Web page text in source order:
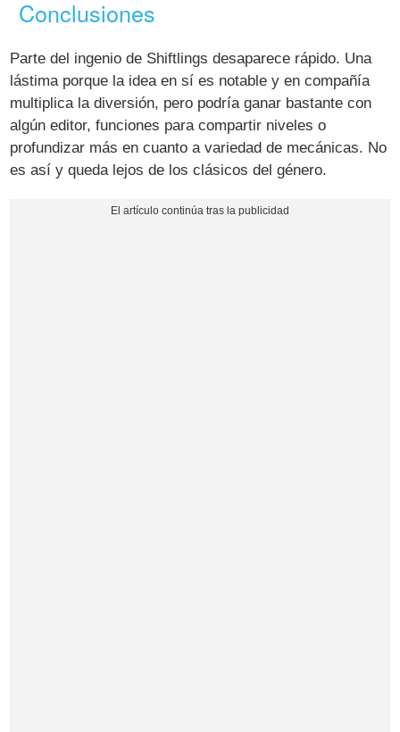
Conclusiones
Parte del ingenio de Shiftlings desaparece rápido. Una
lástima porque la idea en sí es notable y en compañía
multiplica la diversión, pero podría ganar bastante con
algún editor, funciones para compartir niveles o
profundizar más en cuanto a variedad de mecánicas. No
es así y queda lejos de los clásicos del género.